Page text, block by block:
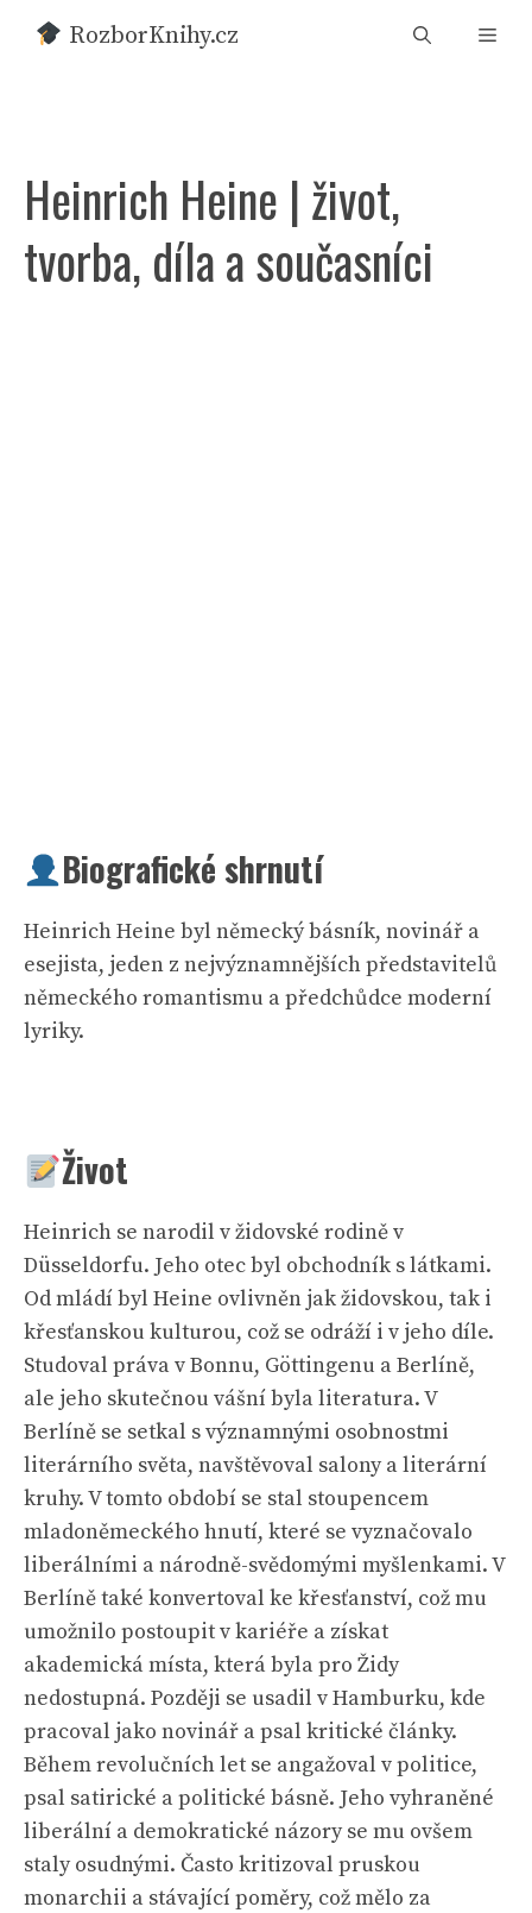
Přeskočit
RozborKnihy.cz
Heinrich Heine | život,
tvorba, díla a současníci
Biografické shrnutí
Heinrich Heine byl německý básník, novinář a
esejista, jeden z nejvýznamnějších představitelů
německého romantismu a předchůdce moderní
lyriky.
Život
Heinrich se narodil v židovské rodině v
Düsseldorfu. Jeho otec byl obchodník s látkami.
Od mládí byl Heine ovlivněn jak židovskou, tak i
křesťanskou kulturou, což se odráží i v jeho díle.
Studoval práva v Bonnu, Göttingenu a Berlíně,
ale jeho skutečnou vášní byla literatura. V
Berlíně se setkal s významnými osobnostmi
literárního světa, navštěvoval salony a literární
kruhy. V tomto období se stal stoupencem
mladoněmeckého hnutí, které se vyznačovalo
liberálními a národně-svědomými myšlenkami. V
Berlíně také konvertoval ke křesťanství, což mu
umožnilo postoupit v kariéře a získat
akademická místa, která byla pro Židy
nedostupná. Později se usadil v Hamburku, kde
pracoval jako novinář a psal kritické články.
Během revolučních let se angažoval v politice,
psal satirické a politické básně. Jeho vyhraněné
liberální a demokratické názory se mu ovšem
staly osudnými. Často kritizoval pruskou
monarchii a stávající poměry, což mělo za